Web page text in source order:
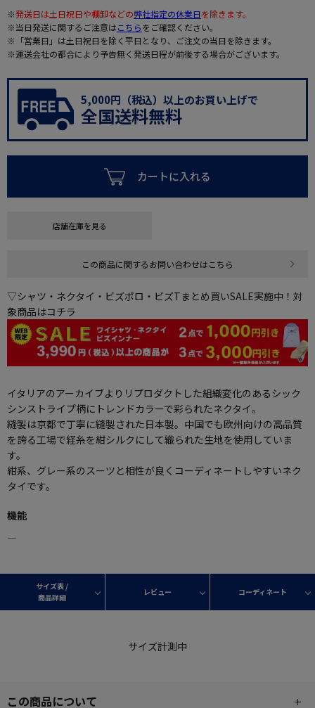
※発送日は土日祝日や棚卸などの弊社指定の休業日を除きます。
※当日発送に関するご注意はこちらをご確認ください。
※「営業日」は土日祝日を除く平日となり、ご注文の当日を除きます。
※運送会社の都合により予告無く発送日程が前後する場合がございます。
5,000円（税込）以上のお買い上げで
全国送料無料
カートに入れる
店舗在庫を見る
この商品に関するお問い合わせはこちら
▽シャツ・ネクタイ・ビズポロ・ビズTまとめ買いSALE実施中！対
象商品はコチラ
イタリアのアーカイブよりリプロダクトした組織変化のあるシック
シンストライプ柄にトレンドカラーで彩られたネクタイ。
縫製は京都で丁寧に縫製された日本製。中国でも欧州向けの高品質
を誇る工場で経糸を紺シルクにして織られた生地を使用していま
す。
紺系、グレー系のスーツと相性が良くコーディネートしやすいネク
タイです。
機能
―
サイズ表 /
商品詳細
レビュー コーディネート
サイズ計測中
この商品について